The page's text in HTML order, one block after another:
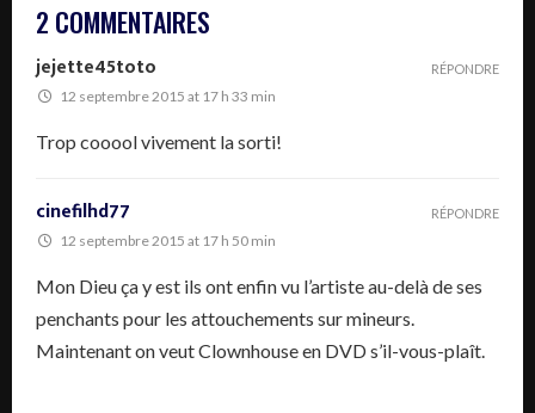
2 COMMENTAIRES
jejette45toto
12 septembre 2015 at 17 h 33 min
Trop cooool vivement la sorti!
RÉPONDRE
cinefilhd77
12 septembre 2015 at 17 h 50 min
Mon Dieu ça y est ils ont enfin vu l’artiste au-delà de ses
penchants pour les attouchements sur mineurs.
Maintenant on veut Clownhouse en DVD s’il-vous-plaît.
RÉPONDRE